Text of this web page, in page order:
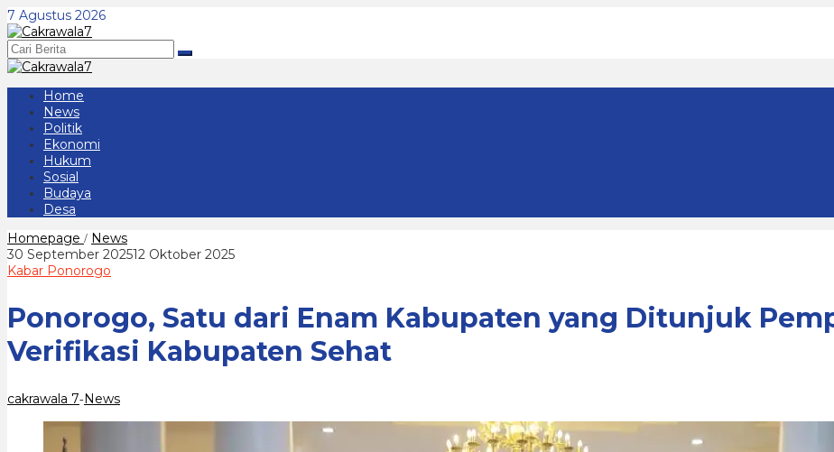
Lewati
ke
konten
7 Agustus 2026
Home
News
Politik
Ekonomi
Hukum
Sosial
Budaya
Desa
Homepage / NewsPonorogo,
Satu
Ditunjuk
Pemprov
Jatim
30 September 202512 Oktober 2025oleh
Kabar Ponorogo
Ponorogo, Satu dari Enam Kabupaten yang Ditunjuk
Verifikasi Kabupaten Sehat
cakrawala 7-News